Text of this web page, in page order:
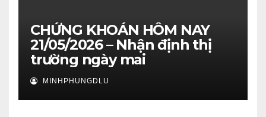
CHỨNG KHOÁN HÔM NAY
21/05/2026 – Nhận định thị
trường ngày mai
MINHPHUNGDLU